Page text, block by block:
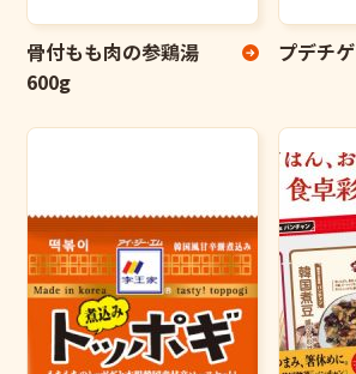
骨付もも肉の参鶏湯
600g
プデチゲ